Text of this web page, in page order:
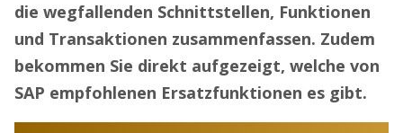
die wegfallenden Schnittstellen, Funktionen
und Transaktionen zusammenfassen. Zudem
bekommen Sie direkt aufgezeigt, welche von
SAP empfohlenen Ersatzfunktionen es gibt.